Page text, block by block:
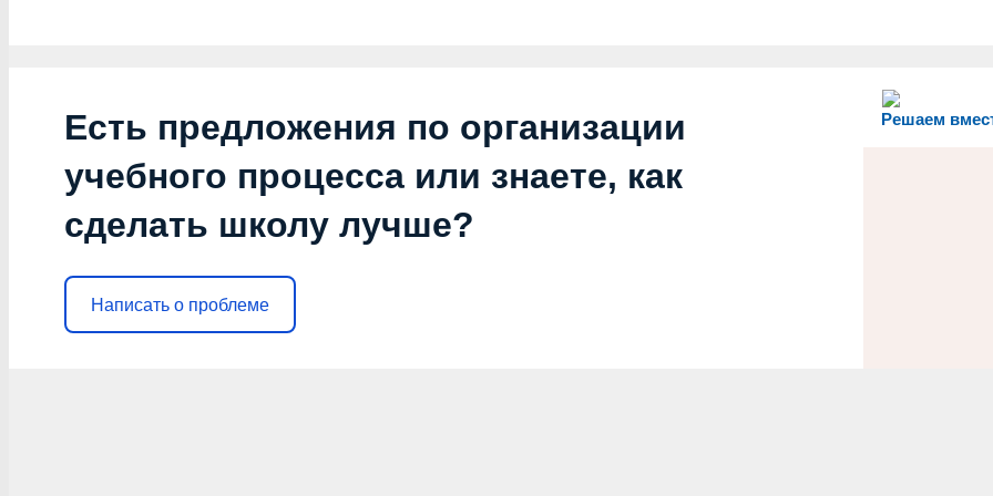
Решаем
Есть предложения по организации
учебного процесса или знаете, как
сделать школу лучше?
Написать о проблеме